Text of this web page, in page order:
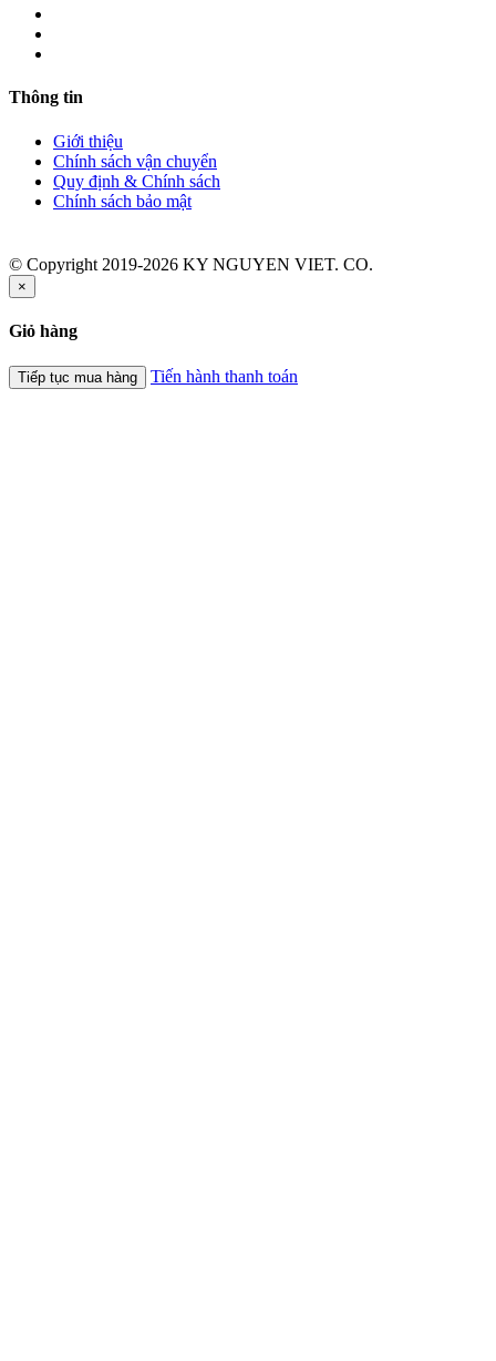
Thông tin
Giới thiệu
Chính sách vận chuyển
Quy định & Chính sách
Chính sách bảo mật
© Copyright 2019-2026 KY NGUYEN VIET. CO.
×
Giỏ hàng
Tiếp tục mua hàng Tiến hành thanh toán